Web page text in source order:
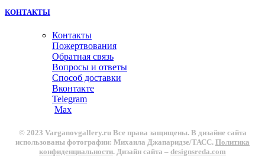
КОНТАКТЫ
Контакты
Пожертвования
Обратная связь
Вопросы и ответы
Способ доставки
Вконтакте
Telegram
Max
© 2023 Varganovgallery.ru Все права защищены. В дизайне сайта
использованы фотографии: Михаила Джапаридзе/ТАСС. Политика
конфиденциальности. Дизайн сайта – designsreda.com